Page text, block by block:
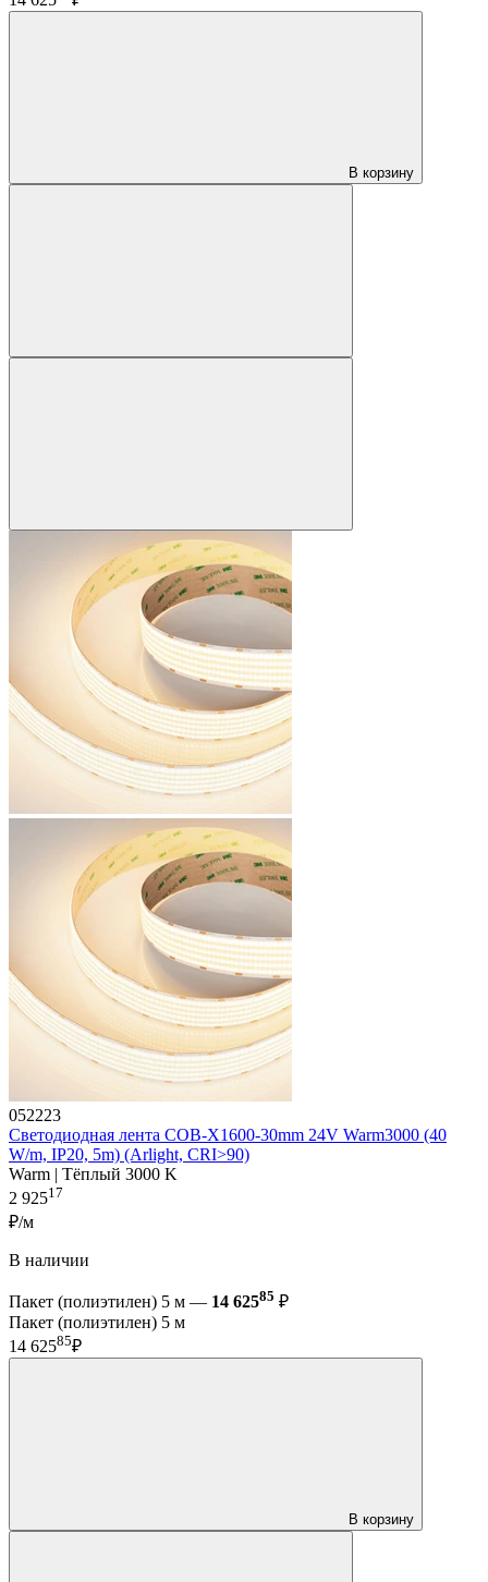
В корзину
052223
Светодиодная лента COB-X1600-30mm 24V Warm3000 (40
W/m, IP20, 5m) (Arlight, CRI>90)
Warm | Тёплый 3000 K
2 92517
₽/м
В наличии
Пакет (полиэтилен) 5 м — 14 62585 ₽
Пакет (полиэтилен) 5 м
14 62585₽
В корзину